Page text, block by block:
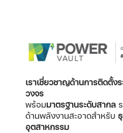
เราเชี่ยวชาญด้านการติดตั้ง
วงจร
พร้อมมาตรฐานระดับสากล
ด้านพลังงานสะอาดสำหรับ
อุตสาหกรรม